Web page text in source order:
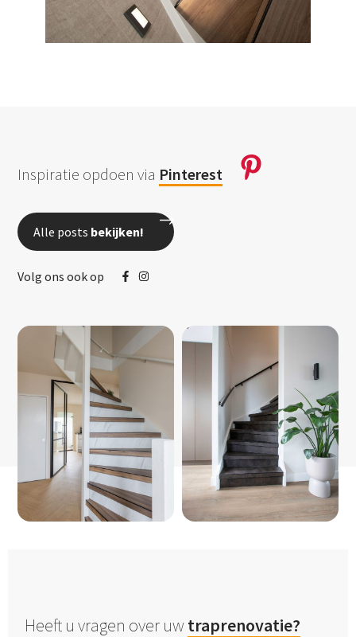
Inspiratie opdoen via Pinterest
Alle posts bekijken!
Volg ons ook op
Heeft u vragen over uwtraprenovatie?